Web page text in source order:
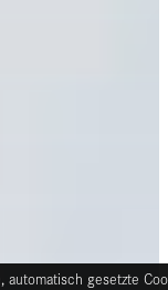
gesetzte